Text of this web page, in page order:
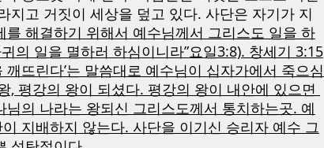
지고 거짓이 세상을 덮고 있다. 사단은 자기가 지
를 해결하기 위해서 예수님께서 그리스도 일을 하
의 일을 멸하러 하심이니라”요일3:8). 창세기 3:15
뜨린다’는 말씀대로 예수님이 십자가에서 죽으심
, 평강의 왕이 되셨다. 평강의 왕이 내안에 있으면
의 나라는 왕되신 그리스도께서 통치하는곳. 예
지배하지 않는다. 사단을 이기신 승리자 예수 그